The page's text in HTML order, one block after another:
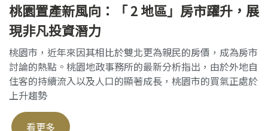
桃園置產新風向：「 2 地區」房市躍升，展
現非凡投資潛力
桃園市，近年來因其相比於雙北更為親民的房價，成為房市
討論的熱點。桃園地政事務所的最新分析指出，由於外地自
住客的持續流入以及人口的顯著成長，桃園市的買氣正處於
上升趨勢
看更多